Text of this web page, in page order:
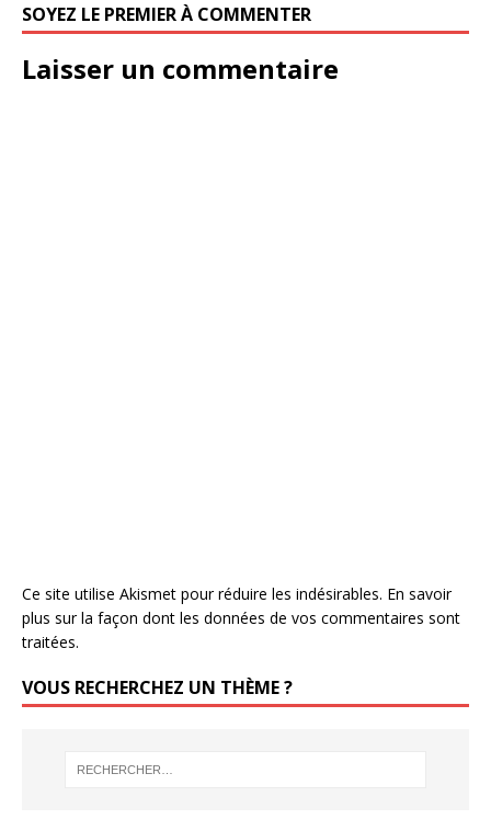
SOYEZ LE PREMIER À COMMENTER
Laisser un commentaire
Ce site utilise Akismet pour réduire les indésirables. En savoir
plus sur la façon dont les données de vos commentaires sont
traitées.
VOUS RECHERCHEZ UN THÈME ?